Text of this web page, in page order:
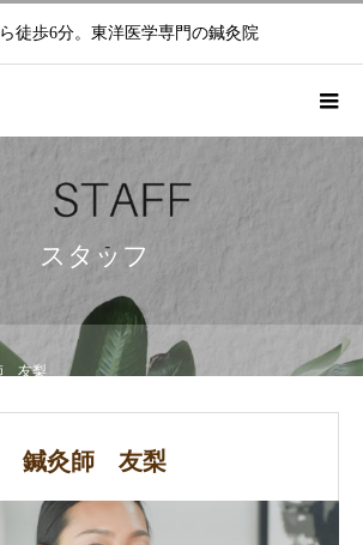
徒歩6分。東洋医学専門の鍼灸院
スタッフ
友梨
鍼灸師 友梨